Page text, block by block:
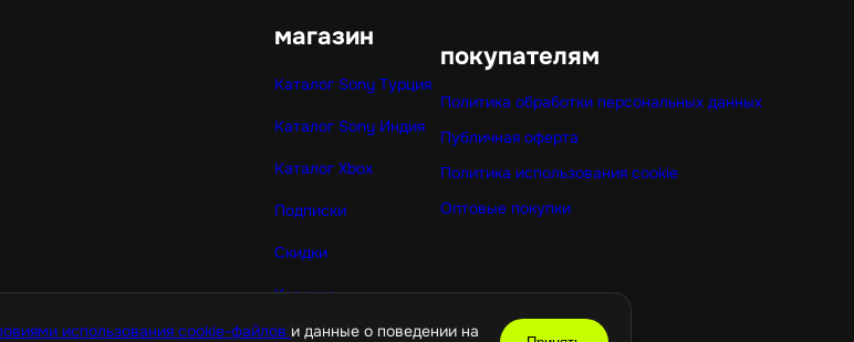
использования cookie-файлов и данные о поведении на
магазин
Каталог Sony Турция
Каталог Sony Индия
Каталог Xbox
Подписки
Скидки
Корзина
покупателям
Политика обработки персональных данных
Публичная оферта
Политика использования cookie
Оптовые покупки